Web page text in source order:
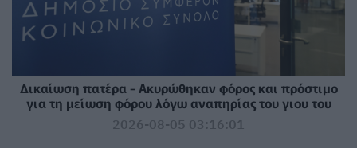
Δικαίωση πατέρα - Ακυρώθηκαν φόρος και πρόστιμο
για τη μείωση φόρου λόγω αναπηρίας του γιου του
2026-08-05 03:16:01